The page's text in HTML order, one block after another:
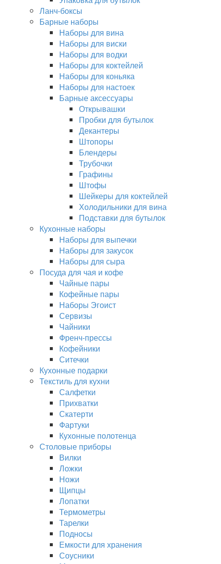
Ланч-боксы
Барные наборы
Наборы для вина
Наборы для виски
Наборы для водки
Наборы для коктейлей
Наборы для коньяка
Наборы для настоек
Барные аксессуары
Открывашки
Пробки для бутылок
Декантеры
Штопоры
Блендеры
Трубочки
Графины
Штофы
Шейкеры для коктейлей
Холодильники для вина
Подставки для бутылок
Кухонные наборы
Наборы для выпечки
Наборы для закусок
Наборы для сыра
Посуда для чая и кофе
Чайные пары
Кофейные пары
Наборы Эгоист
Сервизы
Чайники
Френч-прессы
Кофейники
Ситечки
Кухонные подарки
Текстиль для кухни
Салфетки
Прихватки
Скатерти
Фартуки
Кухонные полотенца
Столовые приборы
Вилки
Ложки
Ножи
Щипцы
Лопатки
Термометры
Тарелки
Подносы
Емкости для хранения
Соусники